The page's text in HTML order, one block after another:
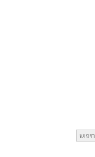
חיפוש